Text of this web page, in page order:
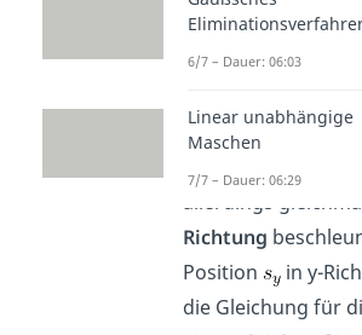
eine Bewegung
Geschwindigkeit.
Durch die
allerdings
Richtung
Position
in y-
die Gleichung für
6/7 – Dauer: 06:03
Linear unabhängige
Maschen
7/7 – Dauer: 06:29